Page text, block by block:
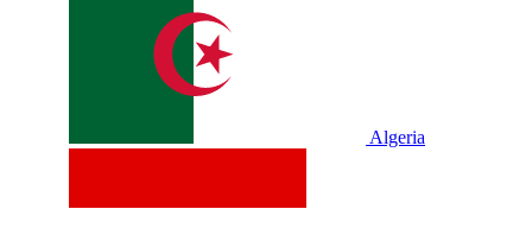
Algeria